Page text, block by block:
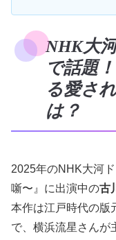
NHK大
で話題
る愛さ
は？
2025年のNHK大河
噺〜』に出演中の古
本作は江戸時代の版
で、横浜流星さんが